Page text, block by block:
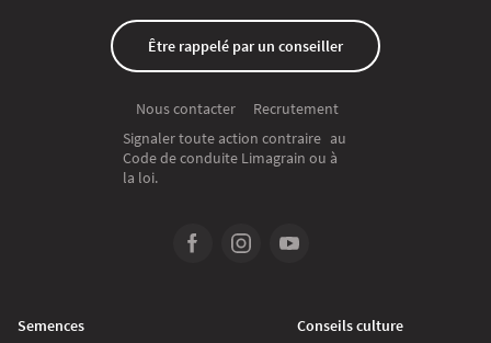
Être rappelé par un conseiller
Nous contacter
Recrutement
Signaler toute action contraire au
Code de conduite Limagrain ou à
la loi.
Semences
Conseils culture